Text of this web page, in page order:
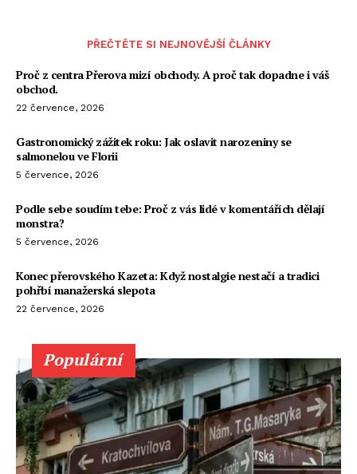
PŘEČTĚTE SI NEJNOVĚJŠÍ ČLÁNKY
Proč z centra Přerova mizí obchody. A proč tak dopadne i váš
obchod.
22 července, 2026
Gastronomický zážitek roku: Jak oslavit narozeniny se
salmonelou ve Florii
5 července, 2026
Podle sebe soudím tebe: Proč z vás lidé v komentářích dělají
monstra?
5 července, 2026
Konec přerovského Kazeta: Když nostalgie nestačí a tradici
pohřbí manažerská slepota
22 července, 2026
Populární